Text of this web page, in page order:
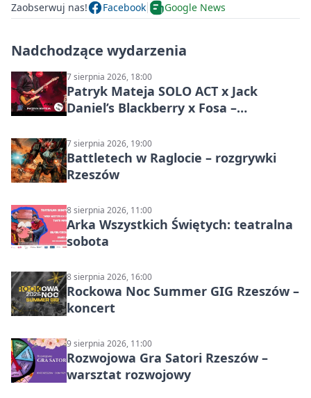
Zaobserwuj nas! Facebook Google News
Nadchodzące wydarzenia
7 sierpnia 2026, 18:00
Patryk Mateja SOLO ACT x Jack
Daniel’s Blackberry x Fosa –
7 sierpnia 2026, 19:00
Battletech w Raglocie – rozgrywki
Rzeszów
8 sierpnia 2026, 11:00
Arka Wszystkich Świętych: teatralna
sobota
8 sierpnia 2026, 16:00
Rockowa Noc Summer GIG Rzeszów –
koncert
9 sierpnia 2026, 11:00
Rozwojowa Gra Satori Rzeszów –
warsztat rozwojowy